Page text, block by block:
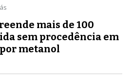
mais de 100
sem procedência em
metanol